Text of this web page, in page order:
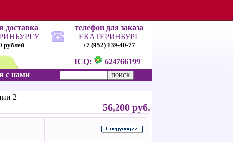
доставка
рублей
телефон для заказа
ЕКАТЕРИНБУРГ
+7 (952) 139-40-77
ICQ:
624766199
с нами
2
56,200 руб.